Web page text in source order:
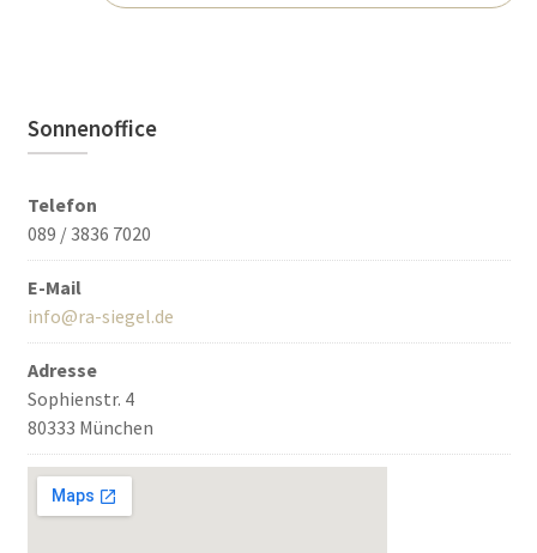
Sonnenoffice
Telefon
089 / 3836 7020
E-Mail
info@ra-siegel.de
Adresse
Sophienstr. 4
80333 München